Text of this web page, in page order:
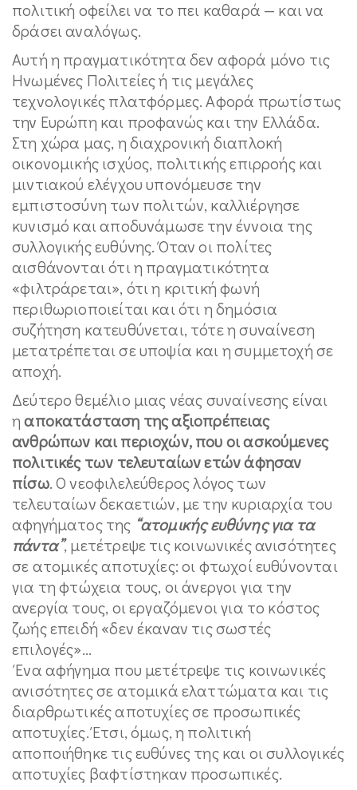
πολιτική οφείλει να το πει καθαρά — και να
δράσει αναλόγως.
Αυτή η πραγματικότητα δεν αφορά μόνο τις
Ηνωμένες Πολιτείες ή τις μεγάλες
τεχνολογικές πλατφόρμες. Αφορά πρωτίστως
την Ευρώπη και προφανώς και την Ελλάδα.
Στη χώρα μας, η διαχρονική διαπλοκή
οικονομικής ισχύος, πολιτικής επιρροής και
μιντιακού ελέγχου υπονόμευσε την
εμπιστοσύνη των πολιτών, καλλιέργησε
κυνισμό και αποδυνάμωσε την έννοια της
συλλογικής ευθύνης. Όταν οι πολίτες
αισθάνονται ότι η πραγματικότητα
«φιλτράρεται», ότι η κριτική φωνή
περιθωριοποιείται και ότι η δημόσια
συζήτηση κατευθύνεται, τότε η συναίνεση
μετατρέπεται σε υποψία και η συμμετοχή σε
αποχή.
Δεύτερο θεμέλιο μιας νέας συναίνεσης είναι
ηαποκατάσταση της αξιοπρέπειας
ανθρώπων και περιοχών, που οι ασκούμενες
πολιτικές των τελευταίων ετών άφησαν
πίσω. Ο νεοφιλελεύθερος λόγος των
τελευταίων δεκαετιών, με την κυριαρχία του
αφηγήματος της “ατομικής ευθύνης για τα
πάντα”, μετέτρεψε τις κοινωνικές ανισότητες
σε ατομικές αποτυχίες: οι φτωχοί ευθύνονται
για τη φτώχεια τους, οι άνεργοι για την
ανεργία τους, οι εργαζόμενοι για το κόστος
ζωής επειδή «δεν έκαναν τις σωστές
επιλογές»...
Ένα αφήγημα που μετέτρεψε τις κοινωνικές
ανισότητες σε ατομικά ελαττώματα και τις
διαρθρωτικές αποτυχίες σε προσωπικές
αποτυχίες. Έτσι, όμως, η πολιτική
αποποιήθηκε τις ευθύνες της και οι συλλογικές
αποτυχίες βαφτίστηκαν προσωπικές.